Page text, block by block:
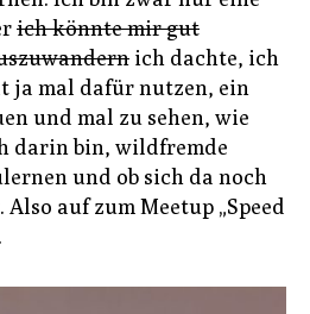
ich könnte mir gut
ich dachte, ich
ja mal dafür nutzen, ein
und mal zu sehen, wie
darin bin, wildfremde
und ob sich da noch
auf zum Meetup „Speed